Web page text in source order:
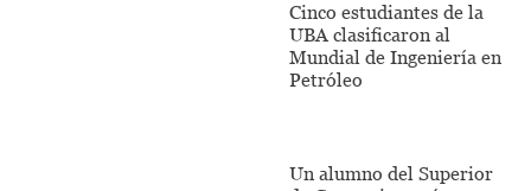
Cinco estudiantes de la
UBA clasificaron al
Mundial de Ingeniería en
Petróleo
Un alumno del Superior